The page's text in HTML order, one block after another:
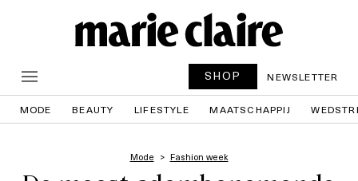
SHOP NEWSLETTER
MODE BEAUTY LIFESTYLE MAATSCHAPPIJ
Mode Fashion week